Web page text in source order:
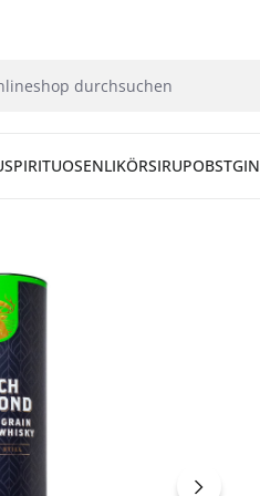
SPIRITUOSENLIKÖRSIRUPOBSTGIN